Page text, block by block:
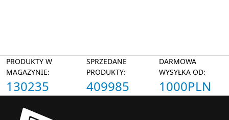
PRODUKTY W
MAGAZYNIE:
130235
SPRZEDANE
PRODUKTY:
409985
DARMOWA
WYSYŁKA OD:
1000PLN